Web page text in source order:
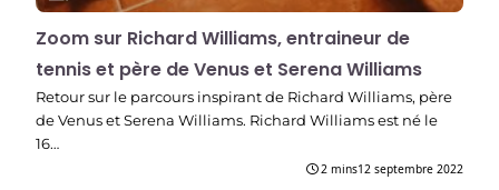
Zoom sur Richard Williams, entraineur de
tennis et père de Venus et Serena Williams
Retour sur le parcours inspirant de Richard Williams, père
de Venus et Serena Williams. Richard Williams est né le
16…
2 mins12 septembre 2022